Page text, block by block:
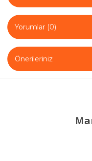
Yorumlar (0)
Önerileriniz